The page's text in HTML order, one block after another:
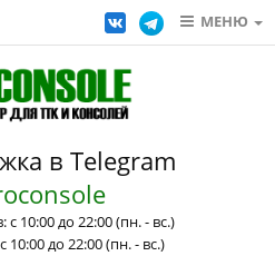
МЕНЮ
в Telegram
с 10:00 до 22:00 (пн. - вс.)
10:00 до 22:00 (пн. - вс.)